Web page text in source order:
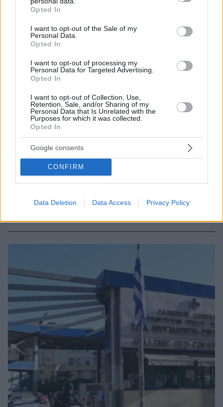
grant or deny consent to Google and its third-party tags to
use your data for below specified purposes in below Google
consent section.
Opted In
I want to opt-out of the Sale of my
Personal Data.
Opted In
I want to opt-out of processing my
Personal Data for Targeted Advertising.
Opted In
I want to opt-out of Collection, Use,
Retention, Sale, and/or Sharing of my
Personal Data that Is Unrelated with the
Purposes for which it was collected.
Opted In
Google consents
CONFIRM
Data Deletion Data Access Privacy Policy
Η Πολιτική Αεροπορία διαπίστωσε κενό στον νόμο
όταν ένας... απίθανος τύπος προσγείωσε το
ελικόπτερό του στο Σαρακήνικο με εκατοντάδες
09.08.2026, 14:15